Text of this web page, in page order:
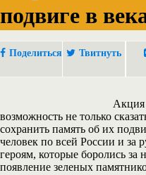
подвиге в
Поделиться Твитнуть
Акция
возможность не только
сохранить память об их
человек по всей России и за
героям, которые боролись
появление зеленых